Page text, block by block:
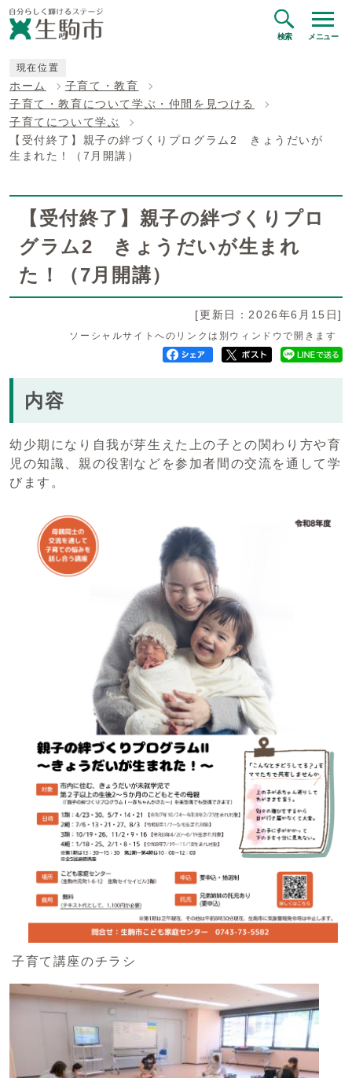
検索 メニュー
現在位置
ホーム
子育て・教育
子育て・教育について学ぶ・仲間を見つける
子育てについて学ぶ
【受付終了】親子の絆づくりプログラム2 きょうだいが
生まれた！（7月開講）
【受付終了】親子の絆づくりプロ
グラム2 きょうだいが生まれ
た！（7月開講）
[更新日：2026年6月15日]
ソーシャルサイトへのリンクは別ウィンドウで開きます
内容
幼少期になり自我が芽生えた上の子との関わり方や育
児の知識、親の役割などを参加者間の交流を通して学
びます。
子育て講座のチラシ